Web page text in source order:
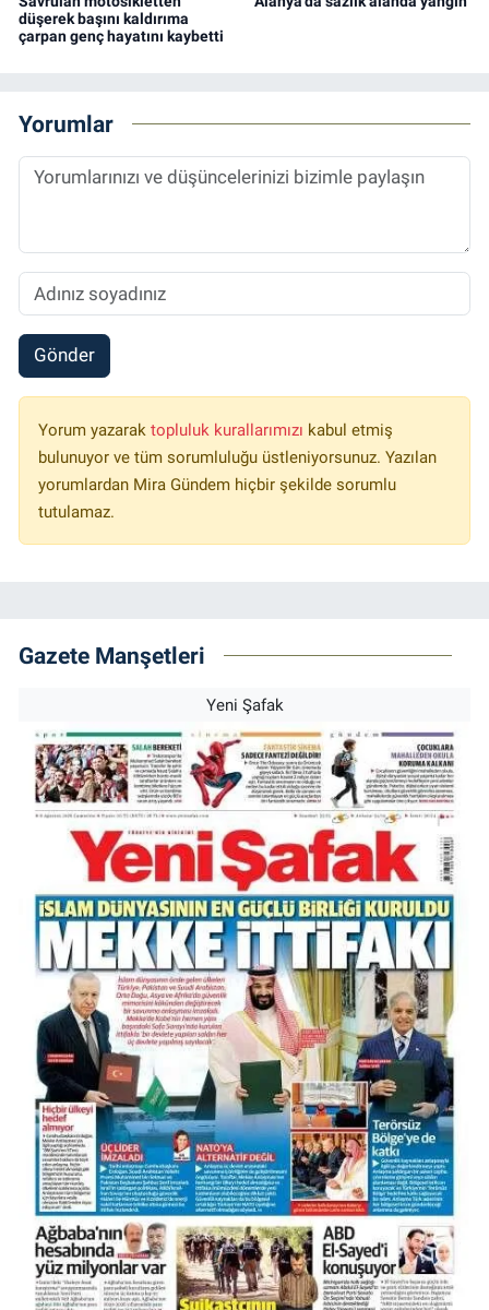
düşerek başını kaldırıma
çarpan genç hayatını kaybetti
Yorumlar
Gönder
Yorum yazarak topluluk kurallarımızı kabul etmiş
bulunuyor ve tüm sorumluluğu üstleniyorsunuz. Yazılan
yorumlardan Mira Gündem hiçbir şekilde sorumlu
tutulamaz.
Gazete Manşetleri
Yeni Şafak